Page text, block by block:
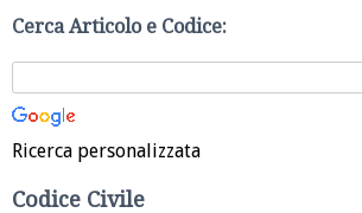
Cerca Articolo e Codice:
Ricerca personalizzata
Codice Civile